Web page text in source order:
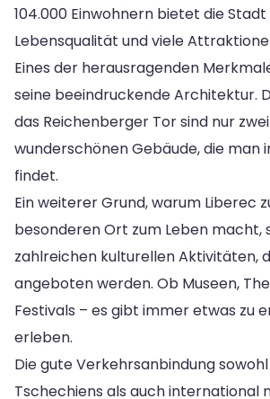
104.000 Einwohnern bietet die
Lebensqualität und viele
Eines der herausragenden
seine beeindruckende Architektur.
das Reichenberger Tor sind nur
wunderschönen Gebäude, die man
findet.
Ein weiterer Grund, warum Liberec
besonderen Ort zum Leben macht,
zahlreichen kulturellen Aktivitäten,
angeboten werden. Ob Museen,
Festivals – es gibt immer etwas zu
erleben.
Die gute Verkehrsanbindung
Tschechiens als auch international